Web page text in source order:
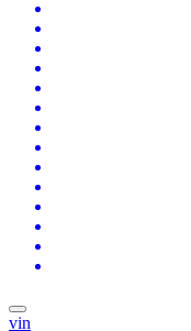
vin